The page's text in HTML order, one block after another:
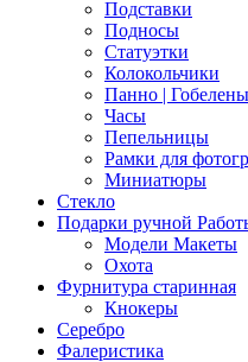
Подставки
Подносы
Статуэтки
Колокольчики
Панно | Гобелены
Часы
Пепельницы
Рамки для
Миниатюры
Стекло
Подарки ручной
Модели Макеты
Охота
Фурнитура старинная
Кнокеры
Серебро
Фалеристика